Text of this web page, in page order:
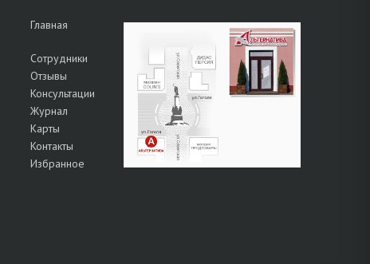
Главная
Сотрудники
Отзывы
Консультации
Журнал
Карты
Контакты
Избранное